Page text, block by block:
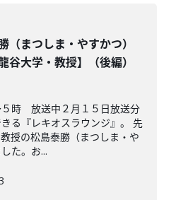
（まつしま・やすかつ）
谷大学・教授】（後編）
時 放送中２月１５日放送分
る『レキオスラウンジ』。 先
授の松島泰勝（まつしま・や
た。お...